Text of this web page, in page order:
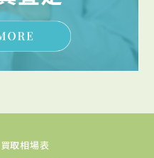
買取相場表